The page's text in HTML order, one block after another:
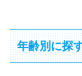
年齢別に探